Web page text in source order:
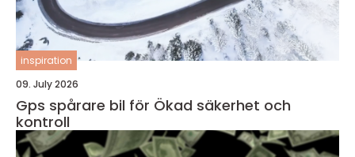
inspiration
09. July 2026
Gps spårare bil för Ökad säkerhet och
kontroll